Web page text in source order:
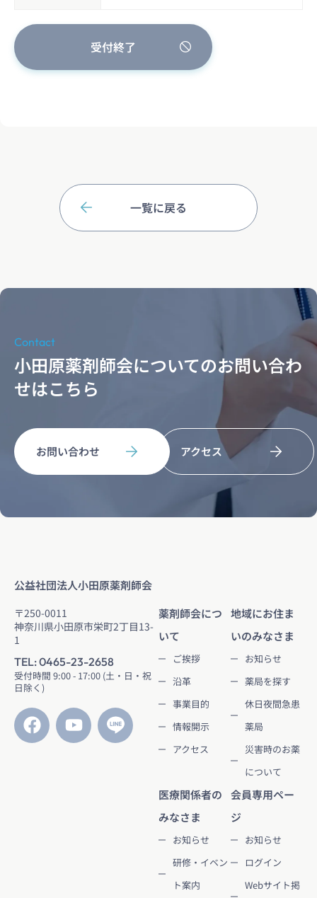
受付終了
一覧に戻る
Contact
小田原薬剤師会についてのお問い合わ
せはこちら
お問い合わせ アクセス
公益社団法人小田原薬剤師会
〒250-0011
神奈川県小田原市栄町2丁目13-
1
TEL: 0465-23-2658
受付時間 9:00 - 17:00 (土・日・祝
日除く)
薬剤師会につ
いて
ご挨拶
沿革
事業目的
情報開示
アクセス
地域にお住ま
いのみなさま
お知らせ
薬局を探す
休日夜間急患
薬局
災害時のお薬
について
医療関係者の
みなさま
お知らせ
研修・イベン
ト案内
会員専用ペー
ジ
お知らせ
ログイン
Webサイト掲